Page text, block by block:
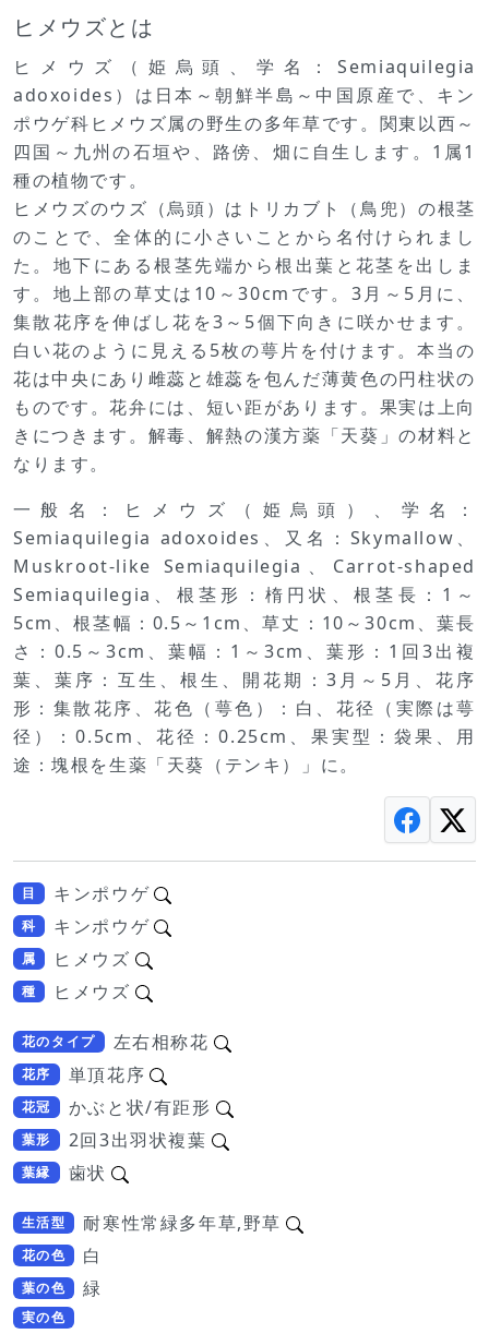
ヒメウズとは
ヒメウズ（姫烏頭、学名：Semiaquilegia
adoxoides）は日本～朝鮮半島～中国原産で、キン
ポウゲ科ヒメウズ属の野生の多年草です。関東以西～
四国～九州の石垣や、路傍、畑に自生します。1属1
種の植物です。
ヒメウズのウズ（烏頭）はトリカブト（鳥兜）の根茎
のことで、全体的に小さいことから名付けられまし
た。地下にある根茎先端から根出葉と花茎を出しま
す。地上部の草丈は10～30cmです。3月～5月に、
集散花序を伸ばし花を3～5個下向きに咲かせます。
白い花のように見える5枚の萼片を付けます。本当の
花は中央にあり雌蕊と雄蕊を包んだ薄黄色の円柱状の
ものです。花弁には、短い距があります。果実は上向
きにつきます。解毒、解熱の漢方薬「天葵」の材料と
なります。
一般名：ヒメウズ（姫烏頭）、学名：
Semiaquilegia adoxoides、又名：Skymallow、
Muskroot-like Semiaquilegia、Carrot-shaped
Semiaquilegia、根茎形：楕円状、根茎長：1～
5cm、根茎幅：0.5～1cm、草丈：10～30cm、葉長
さ：0.5～3cm、葉幅：1～3cm、葉形：1回3出複
葉、葉序：互生、根生、開花期：3月～5月、花序
形：集散花序、花色（萼色）：白、花径（実際は萼
径）：0.5cm、花径：0.25cm、果実型：袋果、用
途：塊根を生薬「天葵（テンキ）」に。
目 キンポウゲ
科 キンポウゲ
属 ヒメウズ
種 ヒメウズ
花のタイプ 左右相称花
花序 単頂花序
花冠 かぶと状/有距形
葉形 2回3出羽状複葉
葉縁 歯状
生活型 耐寒性常緑多年草,野草
花の色 白
葉の色 緑
実の色